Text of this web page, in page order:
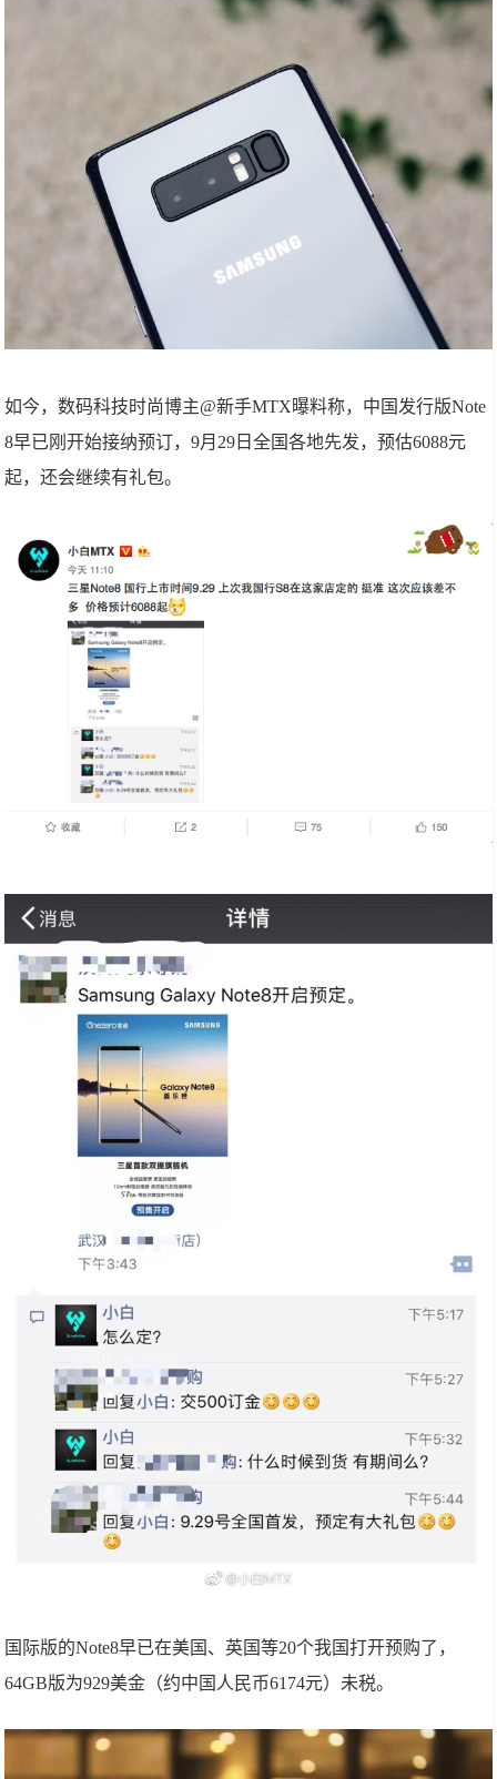
如今，数码科技时尚博主@新手MTX曝料称，中国发行版Note
8早已刚开始接纳预订，9月29日全国各地先发，预估6088元
起，还会继续有礼包。
国际版的Note8早已在美国、英国等20个我国打开预购了，
64GB版为929美金（约中国人民币6174元）未税。